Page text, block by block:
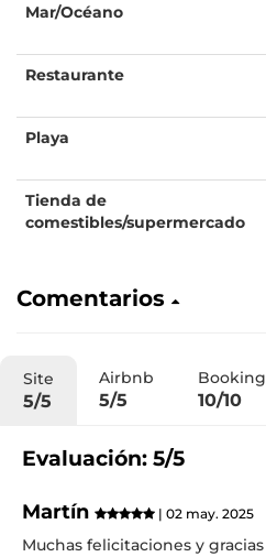
Mar/Océano
Restaurante
Playa
Tienda de
comestibles/supermercado
Comentarios
Site
5/5
Airbnb
5/5
Booking
10/10
Evaluación: 5/5
Martín | 02 may. 2025
Muchas felicitaciones y gracias